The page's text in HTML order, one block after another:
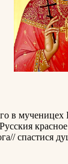
в мученицех
спастися